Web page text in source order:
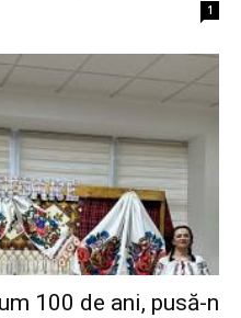
1
100 de ani, pusă-n